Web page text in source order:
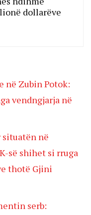
dollarëve
në Zubin Potok:
vendngjarja në
situatën në
së shihet si rruga
thotë Gjini
serb: